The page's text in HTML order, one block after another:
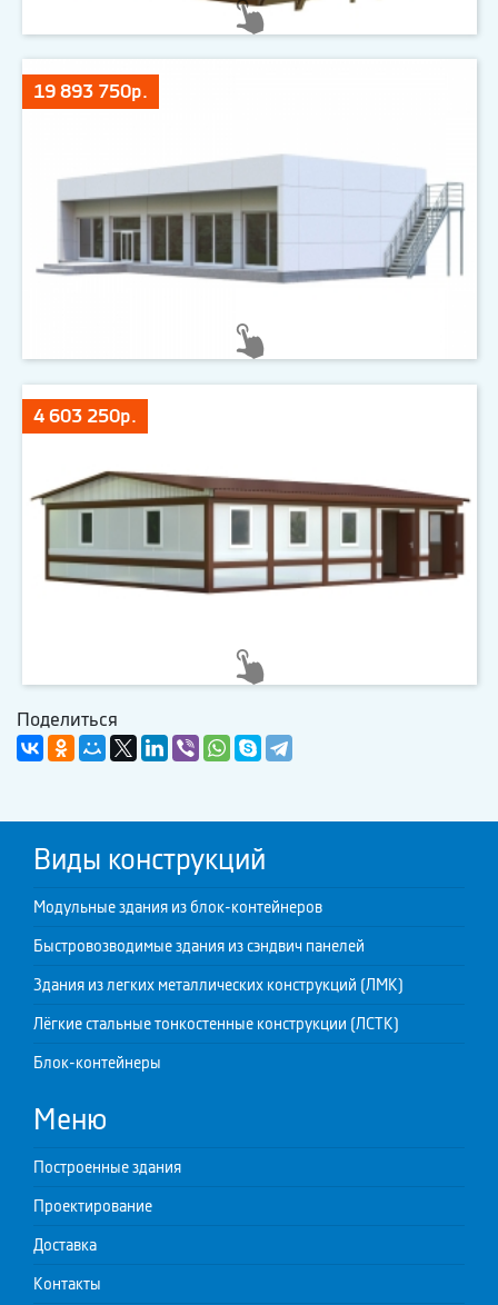
19 893 750р.
4 603 250р.
Поделиться
Виды конструкций
Модульные здания из блок-контейнеров
Быстровозводимые здания из сэндвич панелей
Здания из легких металлических конструкций (ЛМК)
Лёгкие стальные тонкостенные конструкции (ЛСТК)
Блок-контейнеры
Меню
Построенные здания
Проектирование
Доставка
Контакты